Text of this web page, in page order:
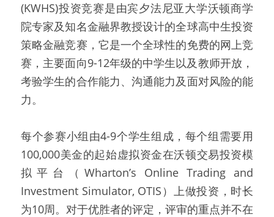
(KWHS)投资竞赛是由宾夕法尼亚大学沃顿商学
院专家及知名金融界教授设计的全球高中生投资
策略金融竞赛，它是一个全球性的免费的网上竞
赛，主要面向9-12年级的中学生以及教师开放，
考验学生的合作能力、沟通能力及面对风险的能
力。
每个参赛小组由4-9个学生组成，每个组需要用
100,000美金的起始虚拟资金在沃顿交易投资模
拟平台（Wharton’s Online Trading and
Investment Simulator, OTIS）上做投资，时长
为10周。对于优胜者的评定，评审的重点并不在